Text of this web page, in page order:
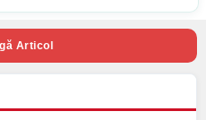
Articol